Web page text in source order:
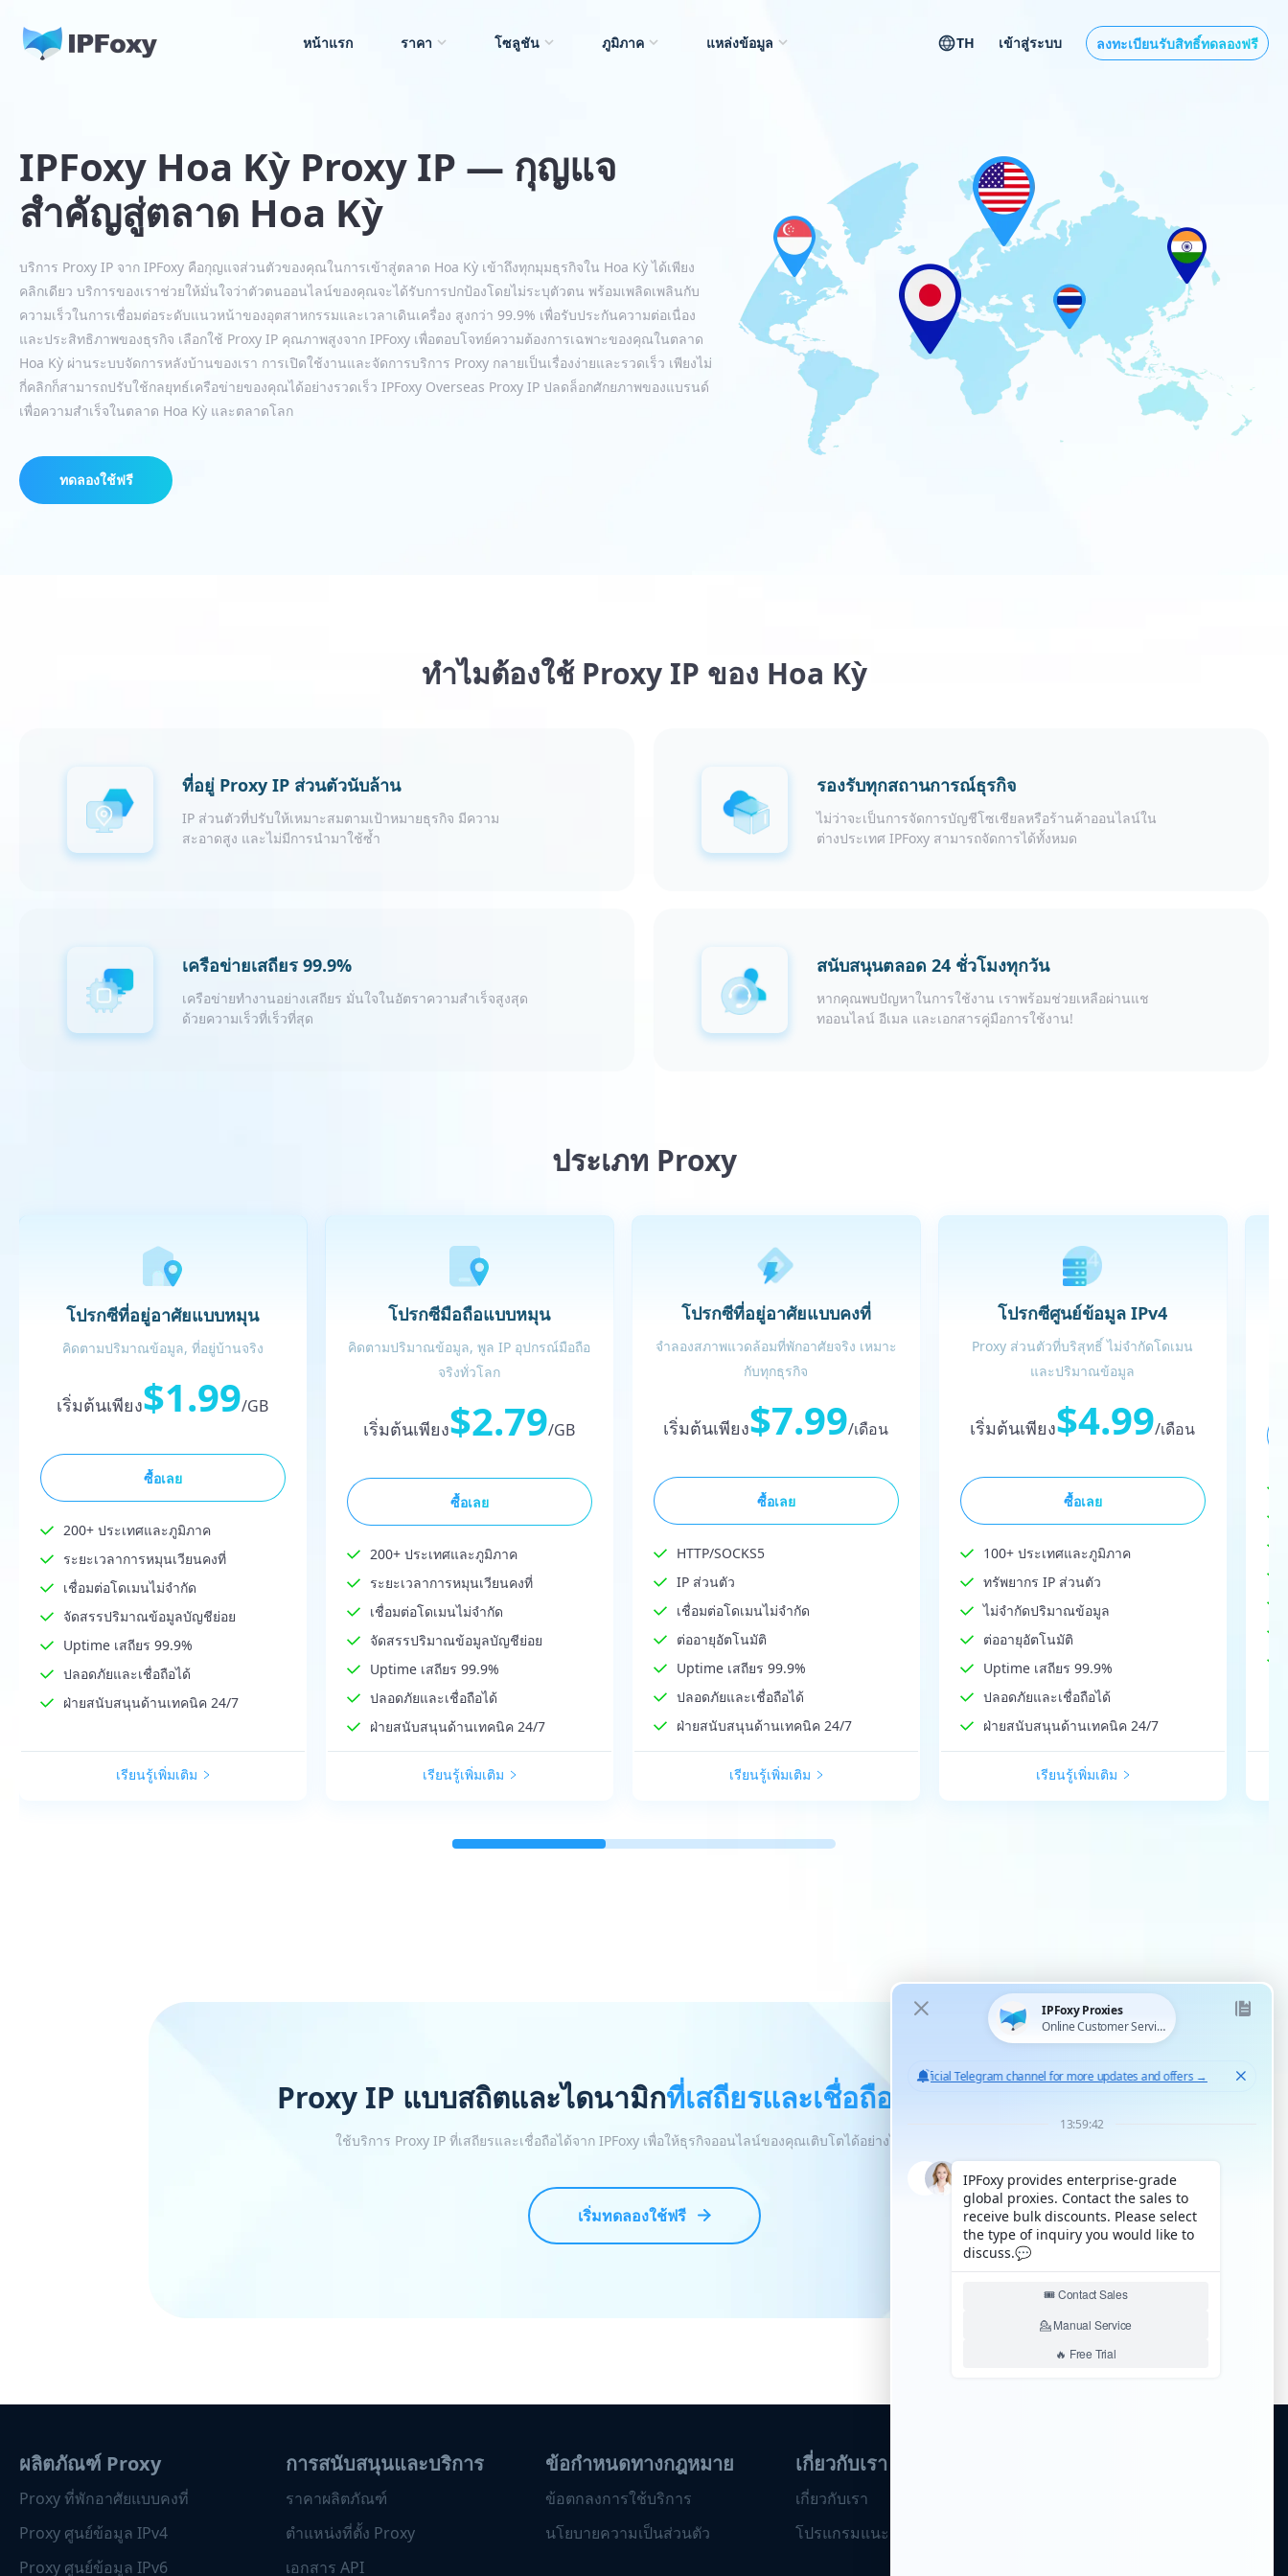
หน้าแรก ราคา โซลูชัน ภูมิภาค แหล่งข้อมูล TH เข้าสู่ระบบ ลงทะเบียนรับสิทธิ์ทดลองฟรี
IPFoxy Hoa Kỳ Proxy IP — กุญแจ
สำคัญสู่ตลาด Hoa Kỳ
บริการ Proxy IP จาก IPFoxy คือกุญแจส่วนตัวของคุณในการเข้าสู่ตลาด Hoa Kỳ เข้าถึงทุกมุมธุรกิจใน Hoa Kỳ ได้เพียง
คลิกเดียว บริการของเราช่วยให้มั่นใจว่าตัวตนออนไลน์ของคุณจะได้รับการปกป้องโดยไม่ระบุตัวตน พร้อมเพลิดเพลินกับ
ความเร็วในการเชื่อมต่อระดับแนวหน้าของอุตสาหกรรมและเวลาเดินเครื่อง สูงกว่า 99.9% เพื่อรับประกันความต่อเนื่อง
และประสิทธิภาพของธุรกิจ เลือกใช้ Proxy IP คุณภาพสูงจาก IPFoxy เพื่อตอบโจทย์ความต้องการเฉพาะของคุณในตลาด
Hoa Kỳ ผ่านระบบจัดการหลังบ้านของเรา การเปิดใช้งานและจัดการบริการ Proxy กลายเป็นเรื่องง่ายและรวดเร็ว เพียงไม่
กี่คลิกก็สามารถปรับใช้กลยุทธ์เครือข่ายของคุณได้อย่างรวดเร็ว IPFoxy Overseas Proxy IP ปลดล็อกศักยภาพของแบรนด์
เพื่อความสำเร็จในตลาด Hoa Kỳ และตลาดโลก
ทดลองใช้ฟรี
ทำไมต้องใช้ Proxy IP ของ Hoa Kỳ
ที่อยู่ Proxy IP ส่วนตัวนับล้าน
IP ส่วนตัวที่ปรับให้เหมาะสมตามเป้าหมายธุรกิจ มีความ
สะอาดสูง และไม่มีการนำมาใช้ซ้ำ
รองรับทุกสถานการณ์ธุรกิจ
ไม่ว่าจะเป็นการจัดการบัญชีโซเชียลหรือร้านค้าออนไลน์ใน
ต่างประเทศ IPFoxy สามารถจัดการได้ทั้งหมด
เครือข่ายเสถียร 99.9%
เครือข่ายทำงานอย่างเสถียร มั่นใจในอัตราความสำเร็จสูงสุด
ด้วยความเร็วที่เร็วที่สุด
สนับสนุนตลอด 24 ชั่วโมงทุกวัน
หากคุณพบปัญหาในการใช้งาน เราพร้อมช่วยเหลือผ่านแช
ทออนไลน์ อีเมล และเอกสารคู่มือการใช้งาน!
ประเภท Proxy
โปรกซีที่อยู่อาศัยแบบหมุน
คิดตามปริมาณข้อมูล, ที่อยู่บ้านจริง
เริ่มต้นเพียง$1.99/GB
ซื้อเลย
200+ ประเทศและภูมิภาค
ระยะเวลาการหมุนเวียนคงที่
เชื่อมต่อโดเมนไม่จำกัด
จัดสรรปริมาณข้อมูลบัญชีย่อย
Uptime เสถียร 99.9%
ปลอดภัยและเชื่อถือได้
ฝ่ายสนับสนุนด้านเทคนิค 24/7
เรียนรู้เพิ่มเติม
โปรกซีมือถือแบบหมุน
คิดตามปริมาณข้อมูล, พูล IP อุปกรณ์มือถือ
จริงทั่วโลก
เริ่มต้นเพียง$2.79/GB
ซื้อเลย
200+ ประเทศและภูมิภาค
ระยะเวลาการหมุนเวียนคงที่
เชื่อมต่อโดเมนไม่จำกัด
จัดสรรปริมาณข้อมูลบัญชีย่อย
Uptime เสถียร 99.9%
ปลอดภัยและเชื่อถือได้
ฝ่ายสนับสนุนด้านเทคนิค 24/7
เรียนรู้เพิ่มเติม
โปรกซีที่อยู่อาศัยแบบคงที่
จำลองสภาพแวดล้อมที่พักอาศัยจริง เหมาะ
กับทุกธุรกิจ
เริ่มต้นเพียง$7.99/เดือน
ซื้อเลย
HTTP/SOCKS5
IP ส่วนตัว
เชื่อมต่อโดเมนไม่จำกัด
ต่ออายุอัตโนมัติ
Uptime เสถียร 99.9%
ปลอดภัยและเชื่อถือได้
ฝ่ายสนับสนุนด้านเทคนิค 24/7
เรียนรู้เพิ่มเติม
โปรกซีศูนย์ข้อมูล IPv4
Proxy ส่วนตัวที่บริสุทธิ์ ไม่จำกัดโดเมน
และปริมาณข้อมูล
เริ่มต้นเพียง$4.99/เดือน
ซื้อเลย
100+ ประเทศและภูมิภาค
ทรัพยากร IP ส่วนตัว
ไม่จำกัดปริมาณข้อมูล
ต่ออายุอัตโนมัติ
Uptime เสถียร 99.9%
ปลอดภัยและเชื่อถือได้
ฝ่ายสนับสนุนด้านเทคนิค 24/7
เรียนรู้เพิ่มเติม
Proxy IP แบบสถิตและไดนามิกที่เสถียรและเชื่อถือได้ทั่วโลก
ใช้บริการ Proxy IP ที่เสถียรและเชื่อถือได้จาก IPFoxy เพื่อให้ธุรกิจออนไลน์ของคุณเติบโตได้อย่างไร้ขีดจำกัด
เริ่มทดลองใช้ฟรี
ผลิตภัณฑ์ Proxy
Proxy ที่พักอาศัยแบบคงที่
Proxy ศูนย์ข้อมูล IPv4
Proxy ศูนย์ข้อมูล IPv6
การสนับสนุนและบริการ
ราคาผลิตภัณฑ์
ตำแหน่งที่ตั้ง Proxy
เอกสาร API
ข้อกำหนดทางกฎหมาย
ข้อตกลงการใช้บริการ
นโยบายความเป็นส่วนตัว
เกี่ยวกับเรา
เกี่ยวกับเรา
โปรแกรมแนะนำเพื่อน